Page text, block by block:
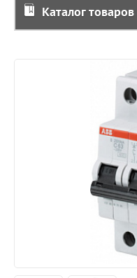
Каталог товаров